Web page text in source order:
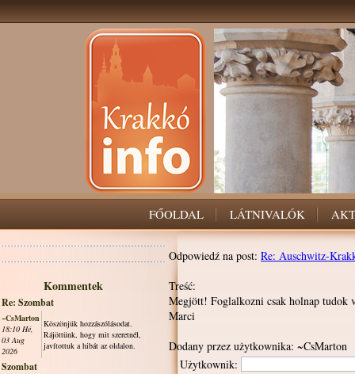
FŐOLDAL LÁTNIVALÓK
Kommentek
Re: Szombat
~CsMarton
18:10 Hé,
03 Aug
2026
Köszönjük hozzászólásodat.
Rájöttünk, hogy mit szeretnél,
javítottuk a hibát az oldalon.
Szombat
Odpowiedź na post: Re: Auschwitz-
Treść:
Megjött! Foglalkozni csak holnap tudok
Marci
Dodany przez użytkownika: ~CsMarton
Użytkownik: